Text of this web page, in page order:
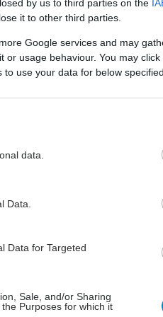
by us to third parties on the
it to other third parties.
Google services and may
or usage behaviour. You may
use your data for below
data.
Data.
Data for Targeted
Sale, and/or Sharing
Purposes for which it
με ανοσοανεπάρκεια.
σε
από μεταμόσχευση
πνεύμονα και 19
συμμετέχοντες έλαβαν
– μια ένδειξη
ερευνητές. Μετά τον
αυξήθηκαν
κυττάρων ειδικών για
έντονη